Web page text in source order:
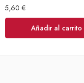
5,60 €
Añadir al carrito